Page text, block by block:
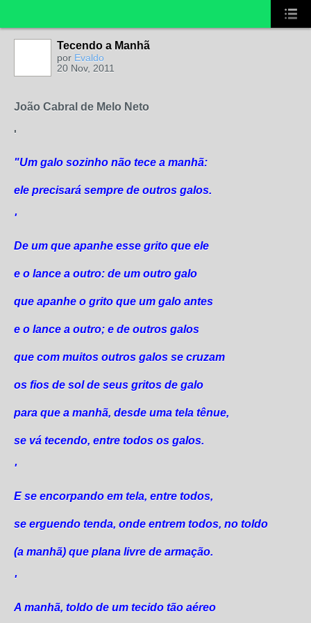
Tecendo a Manhã
por Evaldo
20 Nov, 2011
João Cabral de Melo Neto
'
"Um galo sozinho não tece a manhã:
ele precisará sempre de outros galos.
'
De um que apanhe esse grito que ele
e o lance a outro: de um outro galo
que apanhe o grito que um galo antes
e o lance a outro; e de outros galos
que com muitos outros galos se cruzam
os fios de sol de seus gritos de galo
para que a manhã, desde uma tela tênue,
se vá tecendo, entre todos os galos.
'
E se encorpando em tela, entre todos,
se erguendo tenda, onde entrem todos, no toldo
(a manhã) que plana livre de armação.
'
A manhã, toldo de um tecido tão aéreo